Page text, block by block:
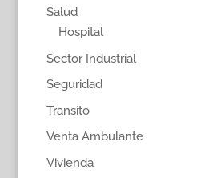
Salud
Hospital
Sector Industrial
Seguridad
Transito
Venta Ambulante
Vivienda